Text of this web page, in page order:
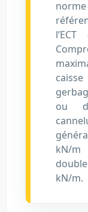
norme
ou
kN/m
kN/m.